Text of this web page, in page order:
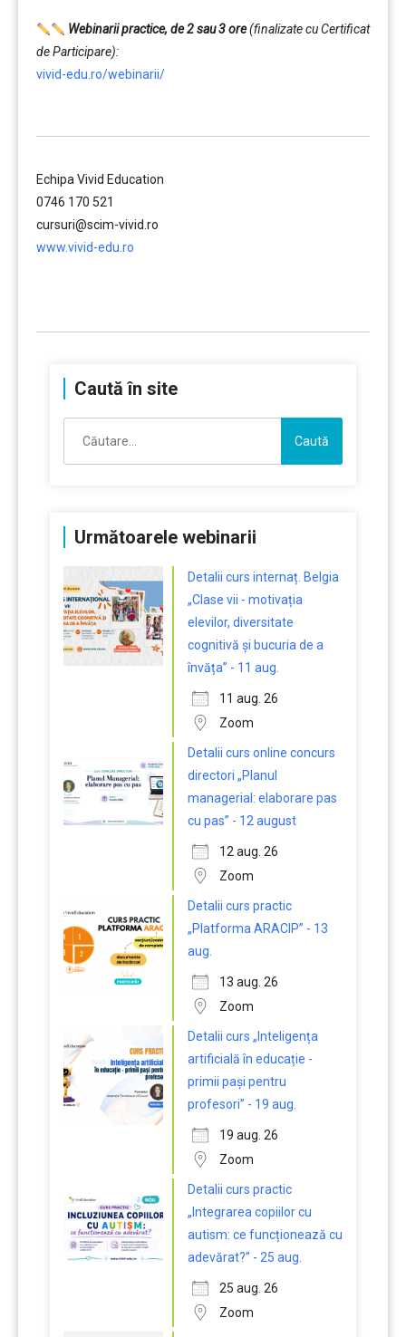
Webinarii practice, de 2 sau 3 ore(finalizate cu Certificat
de Participare):
vivid-edu.ro/webinarii/
Echipa Vivid Education
0746 170 521
cursuri@scim-vivid.ro
www.vivid-edu.ro
Caută în site
după:
Următoarele webinarii
Detalii curs internaț. Belgia
„Clase vii - motivația
elevilor, diversitate
cognitivă și bucuria de a
învăța” - 11 aug.
11 aug. 26
Zoom
Detalii curs online concurs
directori „Planul
managerial: elaborare pas
cu pas” - 12 august
12 aug. 26
Zoom
Detalii curs practic
„Platforma ARACIP” - 13
aug.
13 aug. 26
Zoom
Detalii curs „Inteligența
artificială în educație -
primii pași pentru
profesori” - 19 aug.
19 aug. 26
Zoom
Detalii curs practic
„Integrarea copiilor cu
autism: ce funcționează cu
adevărat?” - 25 aug.
25 aug. 26
Zoom